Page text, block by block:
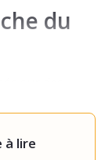
du
à lire